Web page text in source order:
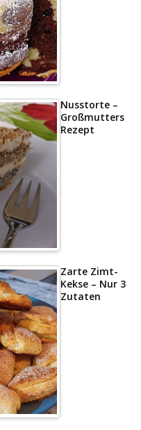
Nusstorte –
Großmutters
Rezept
Zarte Zimt-
Kekse – Nur 3
Zutaten